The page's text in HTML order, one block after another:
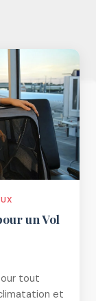
un Vol
tout
et